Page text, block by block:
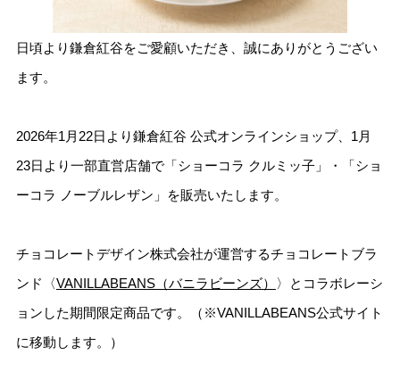
日頃より鎌倉紅谷をご愛顧いただき、誠にありがとうござい
ます。
2026年1月22日より鎌倉紅谷 公式オンラインショップ、1月
23日より一部直営店舗で「ショーコラ クルミッ子」・「ショ
ーコラ ノーブルレザン」を販売いたします。
チョコレートデザイン株式会社が運営するチョコレートブラ
ンド〈VANILLABEANS（バニラビーンズ）
〉とコラボレーシ
ョンした期間限定商品です。（※VANILLABEANS公式サイト
に移動します。）